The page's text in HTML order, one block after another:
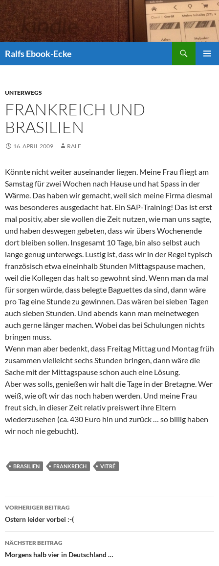
Ralfs Ebook-Ecke
UNTERWEGS
FRANKREICH UND
BRASILIEN
16. APRIL 2009 RALF
Könnte nicht weiter auseinander liegen. Meine Frau fliegt am
Samstag für zwei Wochen nach Hause und hat Spass in der
Wärme. Das haben wir gemacht, weil sich meine Firma diesmal
was besonderes ausgedacht hat. Ein SAP-Training! Das ist erst
mal positiv, aber sie wollen die Zeit nutzen, wie man uns sagte,
und haben deswegen gebeten, dass wir übers Wochenende
dort bleiben sollen. Insgesamt 10 Tage, bin also selbst auch
lange genug unterwegs. Lustig ist, dass wir in der Regel typisch
französisch etwa eineinhalb Stunden Mittagspause machen,
weil die Kollegen das halt so gewohnt sind. Wenn man da mal
für sorgen würde, dass belegte Baguettes da sind, dann wäre
pro Tag eine Stunde zu gewinnen. Das wären bei sieben Tagen
auch sieben Stunden. Und abends kann man meinetwegen
auch gerne länger machen. Wobei das bei Schulungen nichts
bringen muss.
Wenn man aber bedenkt, dass Freitag Mittag und Montag früh
zusammen vielleicht sechs Stunden bringen, dann wäre die
Sache mit der Mittagspause schon auch eine Lösung.
Aber was solls, genießen wir halt die Tage in der Bretagne. Wer
weiß, wie oft wir das noch haben werden. Und meine Frau
freut sich, in dieser Zeit relativ preiswert ihre Eltern
wiederzusehen (ca. 430 Euro hin und zurück … so billig haben
wir noch nie gebucht).
BRASILIEN FRANKREICH VITRÉ
Beitrags-
Navigation
VORHERIGER BEITRAG
Ostern leider vorbei :-(
NÄCHSTER BEITRAG
Morgens halb vier in Deutschland …